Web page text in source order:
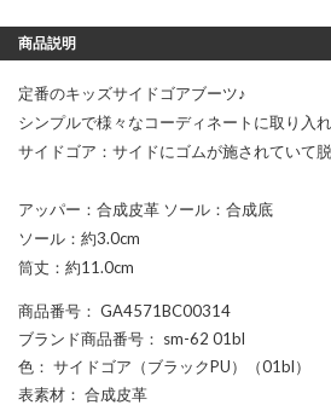
商品説明
定番のキッズサイドゴアブーツ♪
シンプルで様々なコーディネートに取り入
サイドゴア：サイドにゴムが施されていて
アッパー：合成皮革 ソール：合成底
ソール：約3.0cm
筒丈：約11.0cm
商品番号 ： GA4571BC00314
ブランド商品番号 ： sm-62 01bl
色 ： サイドゴア（ブラックPU）（01bl）
表素材 ： 合成皮革